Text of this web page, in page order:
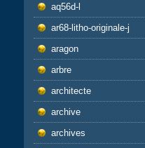
aq56d-l
ar68-litho-originale-j
aragon
arbre
architecte
archive
archives